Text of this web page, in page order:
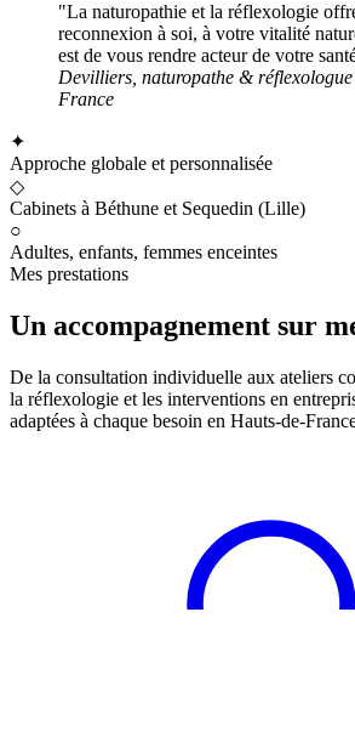
"La naturopathie et la réflexologie
reconnexion à soi, à votre vitalité
est de vous rendre acteur de votre
Devilliers, naturopathe &
France
✦
Approche globale et personnalisée
◇
Cabinets à Béthune et Sequedin (Lille)
○
Adultes, enfants, femmes enceintes
Mes prestations
Un accompagnement sur
De la consultation individuelle aux ateliers
la réflexologie et les interventions en
adaptées à chaque besoin en Hauts-de-